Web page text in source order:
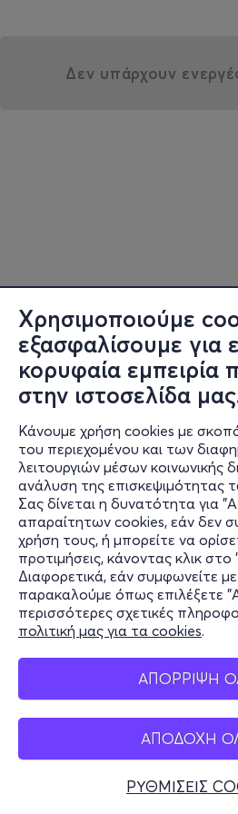
Χρησιμοποιούμε
εξασφαλίσουμε για
κορυφαία εμπειρία
στην ιστοσελίδα
Κάνουμε χρήση cookies με
του περιεχομένου και των
λειτουργιών μέσων κοινωνικής
ανάλυση της επισκεψιμότητας
Σας δίνεται η δυνατότητα για
απαραίτητων cookies, εάν δεν
χρήση τους, ή μπορείτε να
προτιμήσεις, κάνοντας κλικ στο
Διαφορετικά, εάν συμφωνείτε
παρακαλούμε όπως επιλέξετε
περισσότερες σχετικές
πολιτική μας για τα cookies.
ΑΠΟΡΡΙΨΗ
ΑΠΟΔΟΧΗ
ΡΥΘΜΙΣΕΙΣ
Δεν υπάρχουν